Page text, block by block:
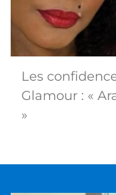
Les
Glamour : «
»